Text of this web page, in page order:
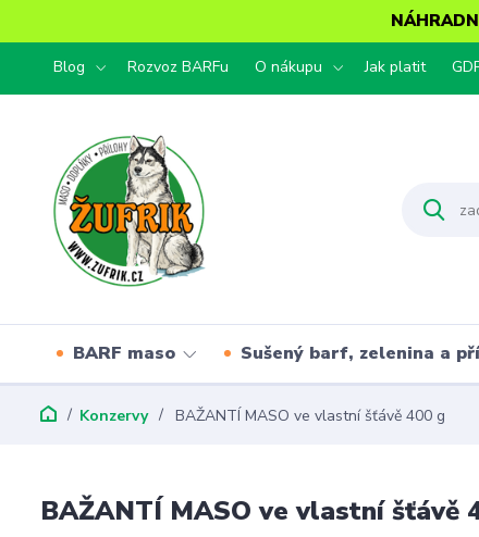
Blog Rozvoz BARFu O nákupu Jak platit
BARF maso Sušený barf, zelenina a
Konzervy BAŽANTÍ MASO ve vlastní šťávě 400 g
BAŽANTÍ MASO ve vlastní šťávě